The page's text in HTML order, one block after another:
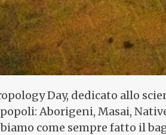
Day, dedicato allo
Aborigeni, Masai,
come sempre fatto il